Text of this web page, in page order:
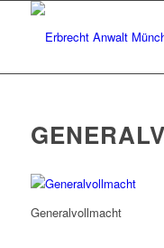
Generalvollmacht